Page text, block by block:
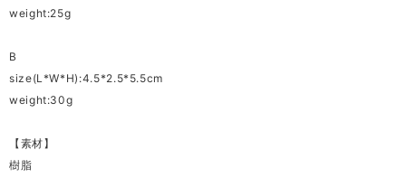
weight:25g
B
size(L*W*H):4.5*2.5*5.5cm
weight:30g
【素材】
樹脂